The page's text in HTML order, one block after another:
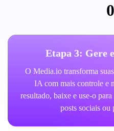
Etapa 3: Gere
O Media.io transforma
IA com mais controle e
resultado, baixe e use-o
posts sociais ou